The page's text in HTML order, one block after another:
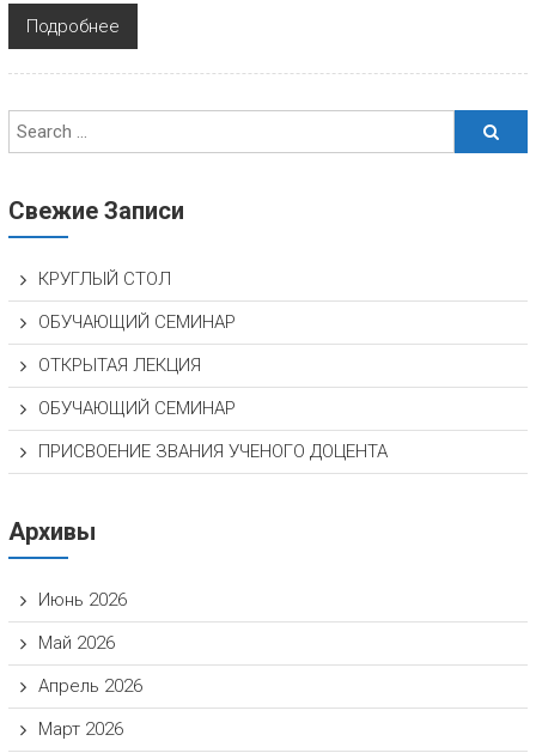
Подробнее
Свежие Записи
КРУГЛЫЙ СТОЛ
ОБУЧАЮЩИЙ СЕМИНАР
ОТКРЫТАЯ ЛЕКЦИЯ
ОБУЧАЮЩИЙ СЕМИНАР
ПРИСВОЕНИЕ ЗВАНИЯ УЧЕНОГО ДОЦЕНТА
Архивы
Июнь 2026
Май 2026
Апрель 2026
Март 2026